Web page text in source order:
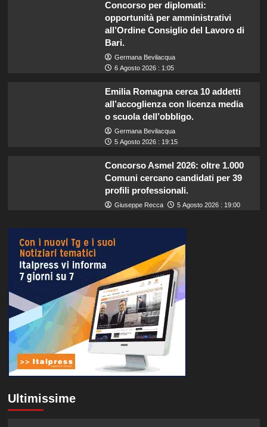
Concorso per diplomati:
opportunità per amministrativi
all’Ordine Consiglio del Lavoro di
Bari.
Germana Bevilacqua
6 Agosto 2026 : 1:05
Emilia Romagna cerca 10 addetti
all’accoglienza con licenza media
o scuola dell’obbligo.
Germana Bevilacqua
5 Agosto 2026 : 19:15
Concorso Asmel 2026: oltre 1.000
Comuni cercano candidati per 39
profili professionali.
Giuseppe Recca 5 Agosto 2026 : 19:00
Ultimissime